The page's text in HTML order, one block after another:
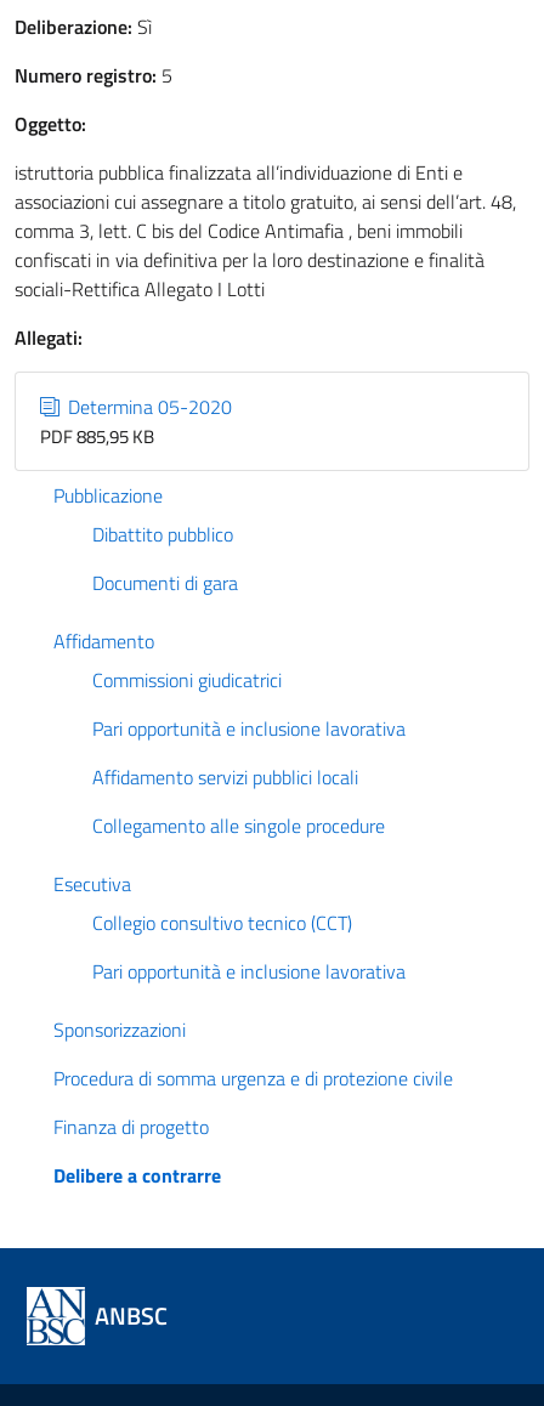
Deliberazione: Sì
Numero registro: 5
Oggetto:
istruttoria pubblica finalizzata all’individuazione di Enti e
associazioni cui assegnare a titolo gratuito, ai sensi dell’art. 48,
comma 3, lett. C bis del Codice Antimafia , beni immobili
confiscati in via definitiva per la loro destinazione e finalità
sociali-Rettifica Allegato I Lotti
Allegati:
Determina 05-2020
PDF 885,95 KB
Pubblicazione
Dibattito pubblico
Documenti di gara
Affidamento
Commissioni giudicatrici
Pari opportunità e inclusione lavorativa
Affidamento servizi pubblici locali
Collegamento alle singole procedure
Esecutiva
Collegio consultivo tecnico (CCT)
Pari opportunità e inclusione lavorativa
Sponsorizzazioni
Procedura di somma urgenza e di protezione civile
Finanza di progetto
Delibere a contrarre
ANBSC